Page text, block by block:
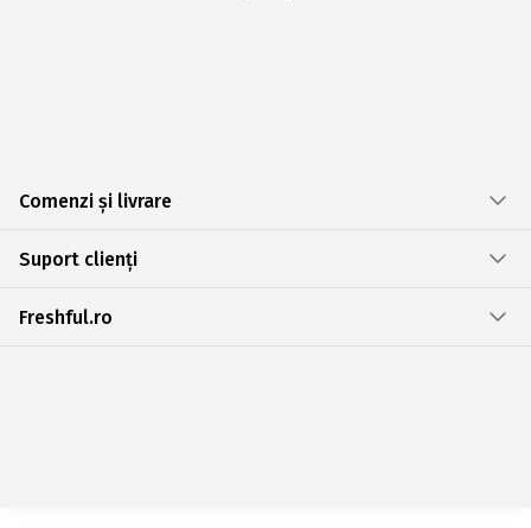
Comenzi și livrare
Suport clienți
Freshful.ro